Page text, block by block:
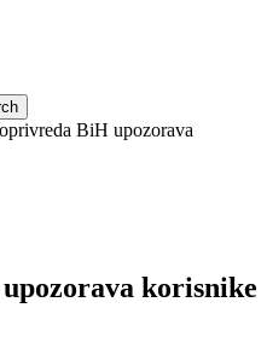
BiH upozorava
korisnike